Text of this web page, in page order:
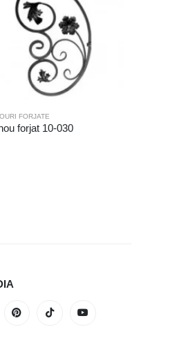
FORJATE
forjat 10-030